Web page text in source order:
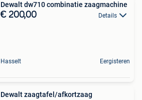
Dewalt dw710 combinatie zaagmachine
€ 200,00 Details
Hasselt Eergisteren
Dewalt zaagtafel/afkortzaag